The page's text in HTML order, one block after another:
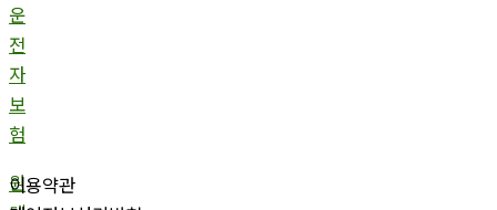
운
전
자
보
험
원
이용약관